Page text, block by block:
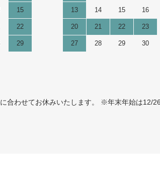
15
22
29
13 14 15 16
20 21 22 23
27 28 29 30
わせてお休みいたします。 ※年末年始は12/